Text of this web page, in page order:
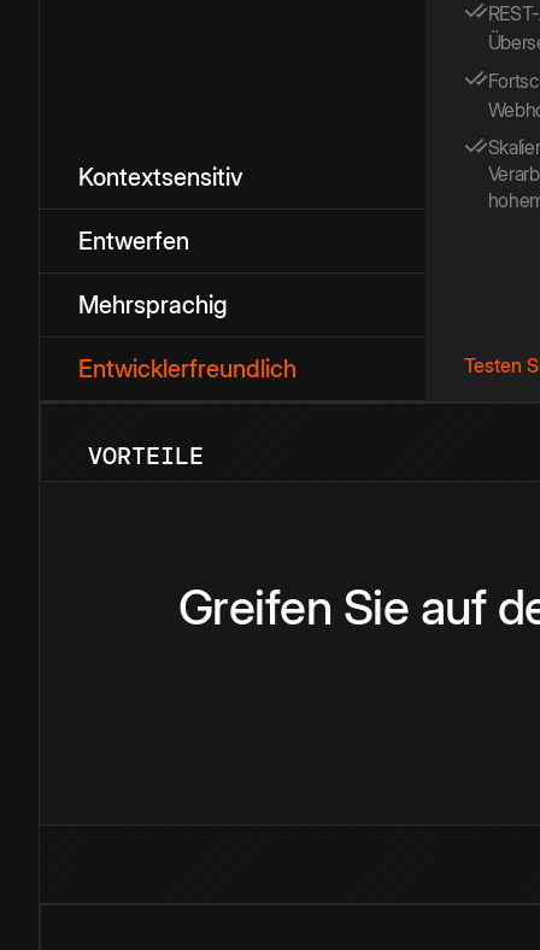
Kontextsensitiv
Entwerfen
Mehrsprachig
Entwicklerfreundlich Testen
VORTEILE
Greifen Sie auf